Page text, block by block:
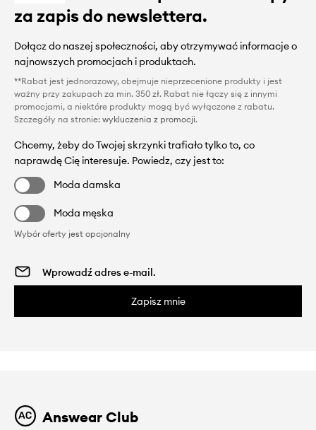
za zapis do newslettera.
Dołącz do naszej społeczności, aby otrzymywać informacje o
najnowszych promocjach i produktach.
**Rabat jest jednorazowy, obejmuje nieprzecenione produkty i jest
ważny przy zakupach za min. 350 zł. Rabat nie łączy się z innymi
promocjami, a niektóre produkty mogą być wyłączone z rabatu.
Szczegóły na stronie: wykluczenia z promocji.
Chcemy, żeby do Twojej skrzynki trafiało tylko to, co
naprawdę Cię interesuje. Powiedz, czy jest to:
Moda damska
Moda męska
Wybór oferty jest opcjonalny
Zapisz mnie
Answear Club